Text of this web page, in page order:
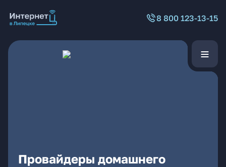
8 800 123-13-15
Провайдеры домашнего